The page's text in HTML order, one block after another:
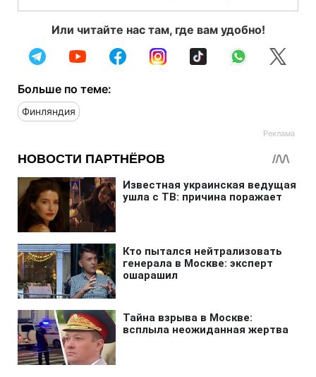
Или читайте нас там, где вам удобно!
Больше по теме:
Финляндия